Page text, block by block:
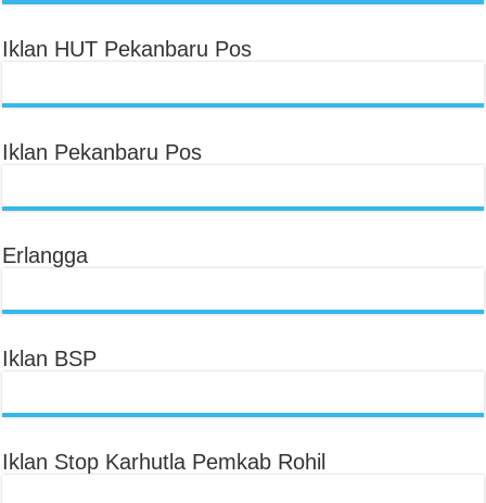
Iklan HUT Pekanbaru Pos
Iklan Pekanbaru Pos
Erlangga
Iklan BSP
Iklan Stop Karhutla Pemkab Rohil